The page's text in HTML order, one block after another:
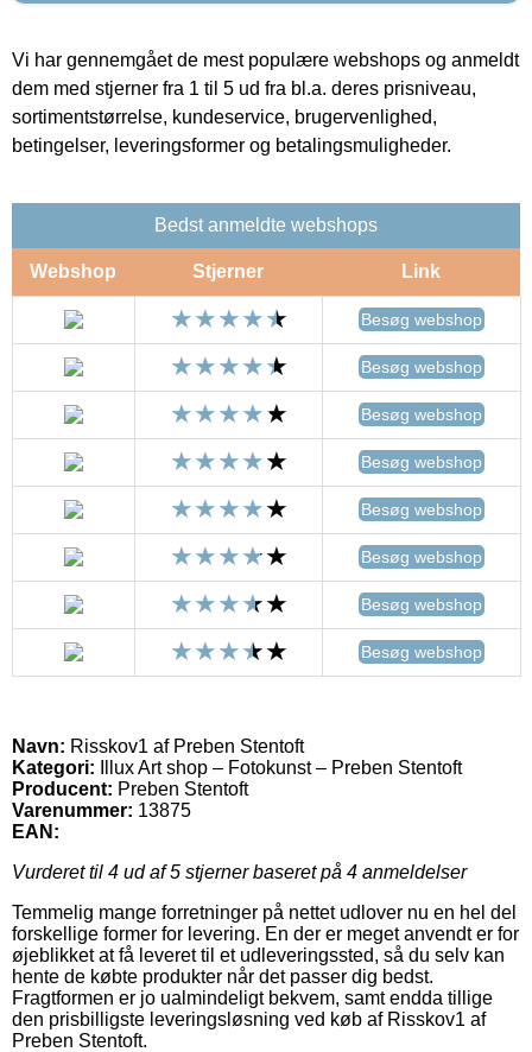
Vi har gennemgået de mest populære webshops og anmeldt
dem med stjerner fra 1 til 5 ud fra bl.a. deres prisniveau,
sortimentstørrelse, kundeservice, brugervenlighed,
betingelser, leveringsformer og betalingsmuligheder.
Bedst anmeldte webshops
Webshop Stjerner Link
Besøg webshop
Besøg webshop
Besøg webshop
Besøg webshop
Besøg webshop
Besøg webshop
Besøg webshop
Besøg webshop
Navn: Risskov1 af Preben Stentoft
Kategori: Illux Art shop – Fotokunst – Preben Stentoft
Producent: Preben Stentoft
Varenummer: 13875
EAN:
Vurderet til 4 ud af 5 stjerner baseret på 4 anmeldelser
Temmelig mange forretninger på nettet udlover nu en hel del
forskellige former for levering. En der er meget anvendt er for
øjeblikket at få leveret til et udleveringssted, så du selv kan
hente de købte produkter når det passer dig bedst.
Fragtformen er jo ualmindeligt bekvem, samt endda tillige
den prisbilligste leveringsløsning ved køb af Risskov1 af
Preben Stentoft.